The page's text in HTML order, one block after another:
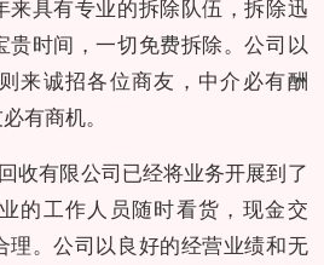
来具有专业的拆除队伍，拆除迅
贵时间，一切免费拆除。公司以
来诚招各位商友，中介必有酬
有商机。
收有限公司已经将业务开展到了
的工作人员随时看货，现金交
理。公司以良好的经营业绩和无